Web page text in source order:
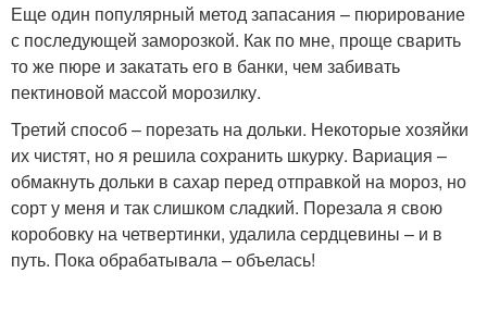
Еще один популярный метод запасания – пюрирование
с последующей заморозкой. Как по мне, проще сварить
то же пюре и закатать его в банки, чем забивать
пектиновой массой морозилку.
Третий способ – порезать на дольки. Некоторые хозяйки
их чистят, но я решила сохранить шкурку. Вариация –
обмакнуть дольки в сахар перед отправкой на мороз, но
сорт у меня и так слишком сладкий. Порезала я свою
коробовку на четвертинки, удалила сердцевины – и в
путь. Пока обрабатывала – объелась!